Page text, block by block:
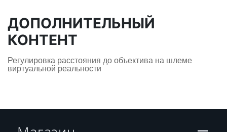
ДОПОЛНИТЕЛЬНЫЙ
КОНТЕНТ
Регулировка расстояния до объектива на шлеме
виртуальной реальности